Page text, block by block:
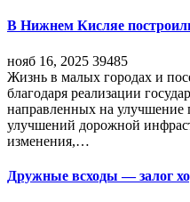
В Нижнем Кисляе
нояб 16, 2025 39485
Жизнь в малых городах и
благодаря реализации
направленных на улучшение
улучшений дорожной
изменения,…
Дружные всходы — залог